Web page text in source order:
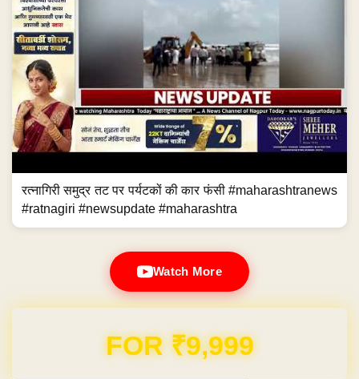
रत्नागिरी समुद्र तट पर पर्यटकों की कार फंसी #maharashtranews
#ratnagiri #newsupdate #maharashtra
Watch More
Domain & Hosting FREE for 1 Year